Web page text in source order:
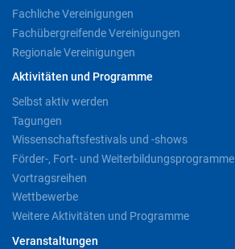
Fachliche Vereinigungen
Fachübergreifende Vereinigungen
Regionale Vereinigungen
Aktivitäten und Programme
Selbst aktiv werden
Tagungen
Wissenschaftsfestivals und -shows
Förder-, Fort- und Weiterbildungsprogramme
Vortragsreihen
Wettbewerbe
Weitere Aktivitäten und Programme
Veranstaltungen